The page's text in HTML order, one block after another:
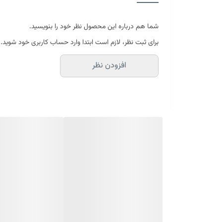
ماندگاری
شما هم درباره این محصول نظر خود را بنویسید.
برای ثبت نظر، لازم است ابتدا وارد حساب کاربری خود شوید.
افزودن نظر